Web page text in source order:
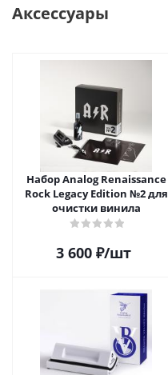
Аксессуары
Набор Analog Renaissance
Rock Legacy Edition №2 для
очистки винила
3 600₽/шт